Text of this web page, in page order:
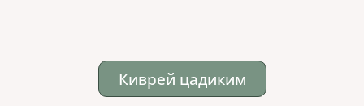
Киврей цадиким